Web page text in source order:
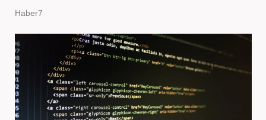
Haber7